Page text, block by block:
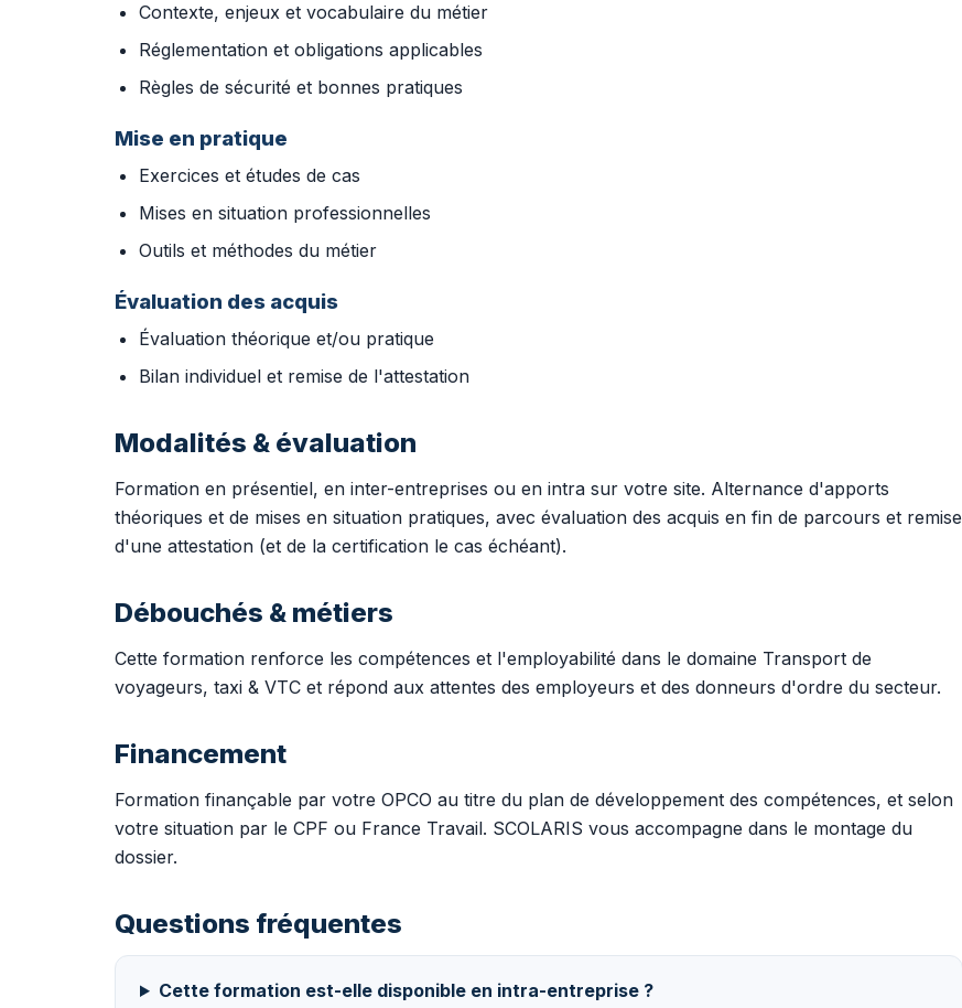
Contexte, enjeux et vocabulaire du métier
Réglementation et obligations applicables
Règles de sécurité et bonnes pratiques
Mise en pratique
Exercices et études de cas
Mises en situation professionnelles
Outils et méthodes du métier
Évaluation des acquis
Évaluation théorique et/ou pratique
Bilan individuel et remise de l'attestation
Modalités & évaluation
Formation en présentiel, en inter-entreprises ou en intra sur votre site. Alternance d'apports
théoriques et de mises en situation pratiques, avec évaluation des acquis en fin de parcours et remise
d'une attestation (et de la certification le cas échéant).
Débouchés & métiers
Cette formation renforce les compétences et l'employabilité dans le domaine Transport de
voyageurs, taxi & VTC et répond aux attentes des employeurs et des donneurs d'ordre du secteur.
Financement
Formation finançable par votre OPCO au titre du plan de développement des compétences, et selon
votre situation par le CPF ou France Travail. SCOLARIS vous accompagne dans le montage du
dossier.
Questions fréquentes
Cette formation est-elle disponible en intra-entreprise ?